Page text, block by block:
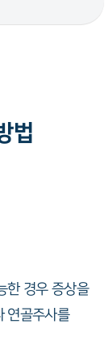
법
한 경우 증상을
연골주사를